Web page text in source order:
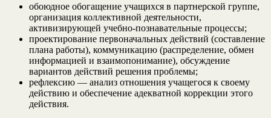
обоюдное обогащение учащихся в партнерской группе,
организация коллективной деятельности,
активизирующей учебно-познавательные процессы;
проектирование первоначальных действий (составление
плана работы), коммуникацию (распределение, обмен
информацией и взаимопонимание), обсуждение
вариантов действий решения проблемы;
рефлексию — анализ отношения учащегося к своему
действию и обеспечение адекватной коррекции этого
действия.